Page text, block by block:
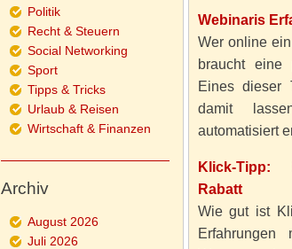
Webinaris
Wer online
braucht eine
Eines dieser
damit
automatisiert
Klick-Tipp:
Rabatt
Wie gut ist
Erfahrungen
Politik
Recht & Steuern
Social Networking
Sport
Tipps & Tricks
Urlaub & Reisen
Wirtschaft & Finanzen
Archiv
August 2026
Juli 2026